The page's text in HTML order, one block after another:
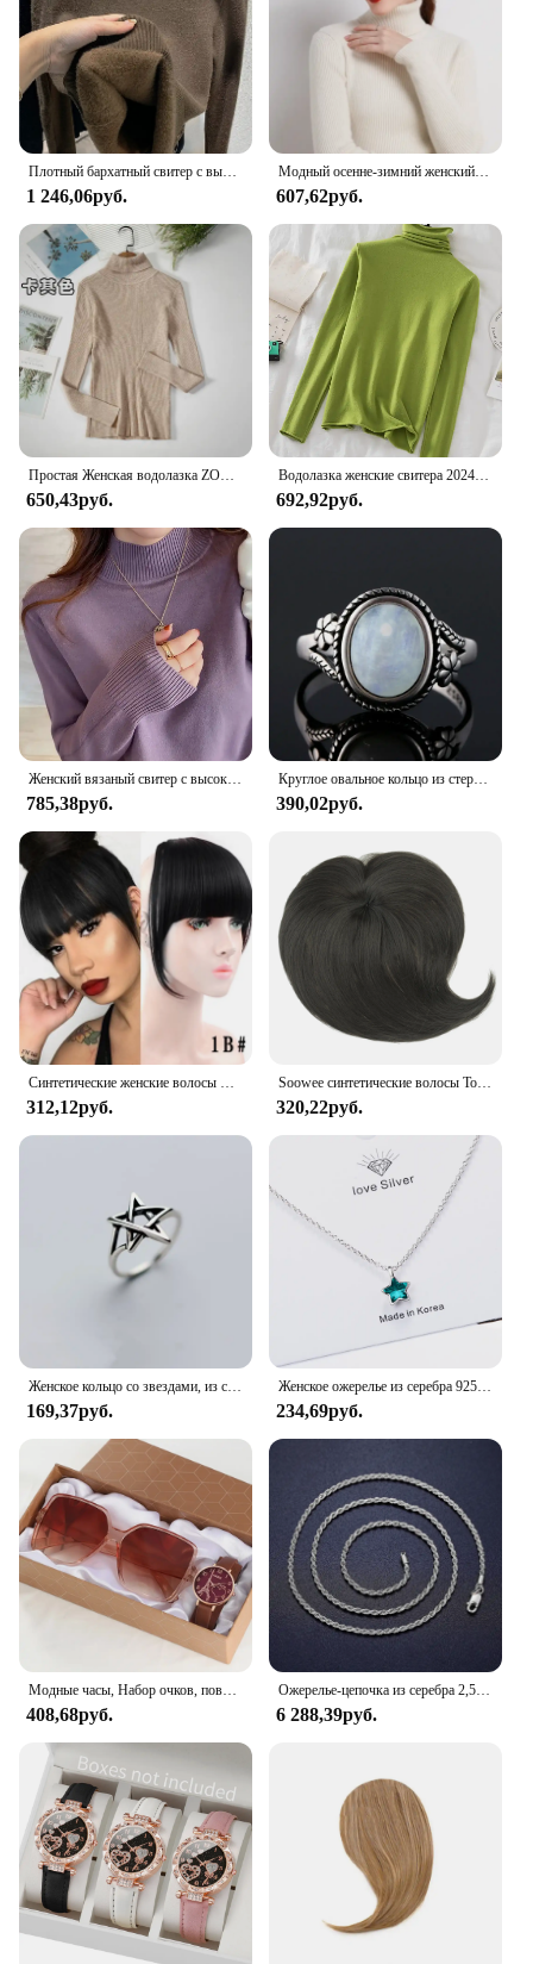
Плотный бархатный свитер с высоким воротником, женский модный теплый свитер в Корейском стиле на подкладке, вязаный пуловер, облегающий Топ, зимний трикотажный свитер, джемпер
1 246,06руб.
Модный осенне-зимний женский свитер с высоким воротником с длинными рукавами и кашемировыми свитерами в рубчик
607,62руб.
Простая Женская водолазка ZOKI, зимний модный пуловер, эластичный вязаный женский джемпер, повседневные однотонные черные женские базовые Топы
650,43руб.
Водолазка женские свитера 2024, осенне-зимний свитер, вязаный пуловер, женские свитера с длинными рукавами, топы, мягкий джемпер Pull Femme
692,92руб.
Женский вязаный свитер с высоким воротником и длинным рукавом
785,38руб.
Круглое овальное кольцо из стерлингового серебра 925 пробы с натуральными лунными камнями для женщин, кольца, подарки, винтажные ювелирные изделия
390,02руб.
Синтетические женские волосы LUPU, короткие прямые тупые челки, Натуральные Искусственные накладные волосы, зажимы для волос для черного термостойкого волокна
312,12руб.
Soowee синтетические волосы Топпер с челкой невидимые 3D волосы Toupee шиньоны для мужчин и женщин
320,22руб.
Женское кольцо со звездами, из серебра 925 пробы
169,37руб.
Женское ожерелье из серебра 925 пробы с синей звездой и кристаллами
234,69руб.
408,68руб.
Ожерелье-цепочка из серебра 2,5 пробы, мм
6 288,39руб.